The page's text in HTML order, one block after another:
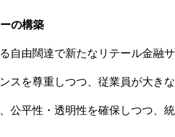
の構築
自由闊達で新たなリテール金融
スを尊重しつつ、従業員が大き
公平性・透明性を確保しつつ、